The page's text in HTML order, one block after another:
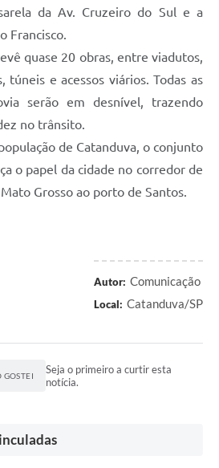
da Av. Cruzeiro do Sul e a
Francisco.
quase 20 obras, entre viadutos,
túneis e acessos viários. Todas as
serão em desnível, trazendo
no trânsito.
de Catanduva, o conjunto
o papel da cidade no corredor de
Grosso ao porto de Santos.
Autor: Comunicação
Local: Catanduva/SP
GOSTEI
Seja o primeiro a curtir esta
notícia.